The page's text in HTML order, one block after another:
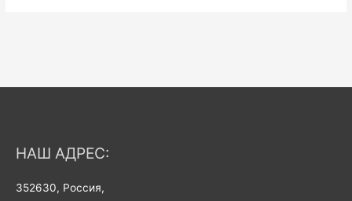
НАШ АДРЕС:
352630, Россия,